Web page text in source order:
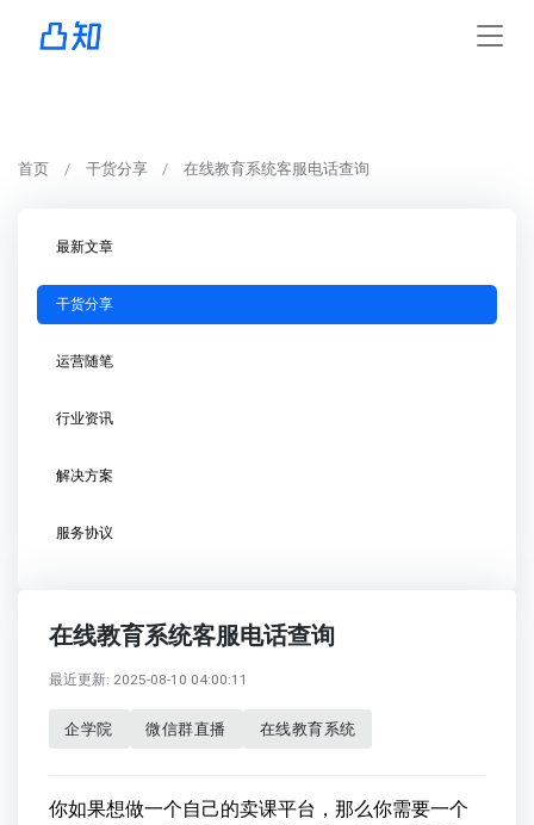
首页 干货分享 在线教育系统客服电话查询
最新文章
干货分享
运营随笔
行业资讯
解决方案
服务协议
在线教育系统客服电话查询
最近更新: 2025-08-10 04:00:11
企学院 微信群直播 在线教育系统
你如果想做一个自己的卖课平台，那么你需要一个